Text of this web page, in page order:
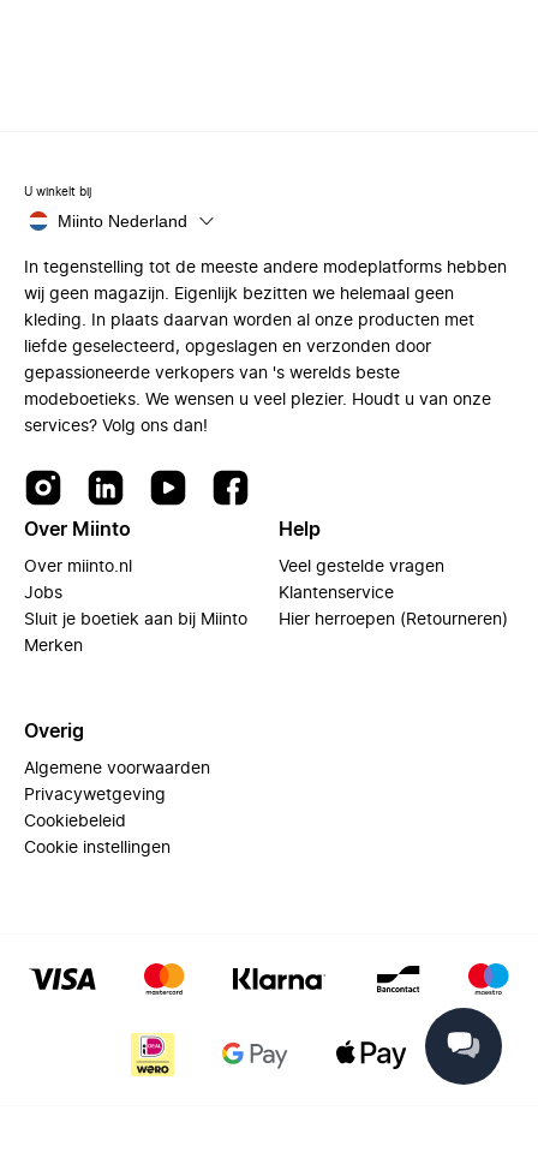
U winkelt bij
Miinto Nederland
In tegenstelling tot de meeste andere modeplatforms hebben
wij geen magazijn. Eigenlijk bezitten we helemaal geen
kleding. In plaats daarvan worden al onze producten met
liefde geselecteerd, opgeslagen en verzonden door
gepassioneerde verkopers van 's werelds beste
modeboetieks. We wensen u veel plezier. Houdt u van onze
services? Volg ons dan!
Over Miinto
Over miinto.nl
Jobs
Sluit je boetiek aan bij Miinto
Merken
Help
Veel gestelde vragen
Klantenservice
Hier herroepen (Retourneren)
Overig
Algemene voorwaarden
Privacywetgeving
Cookiebeleid
Cookie instellingen